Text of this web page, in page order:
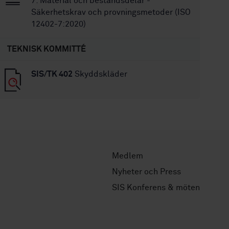
Säkerhetskrav och provningsmetoder (ISO
12402-7:2020)
TEKNISK KOMMITTÉ
SIS/TK 402 Skyddskläder
Medlem
Nyheter och Press
SIS Konferens & möten